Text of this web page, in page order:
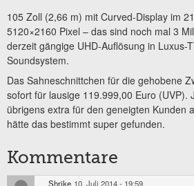
105 Zoll (2,66 m) mit Curved-Display im
5120×2160 Pixel – das sind noch mal 3
derzeit gängige UHD-Auflösung in Luxus-
Soundsystem.
Das Sahneschnittchen für die gehobene
sofort für lausige 119.999,00 Euro (UVP).
übrigens extra für den geneigten Kunden
hätte das bestimmt super gefunden.
Kommentare
Shrike 10. Juli 2014 - 19:59